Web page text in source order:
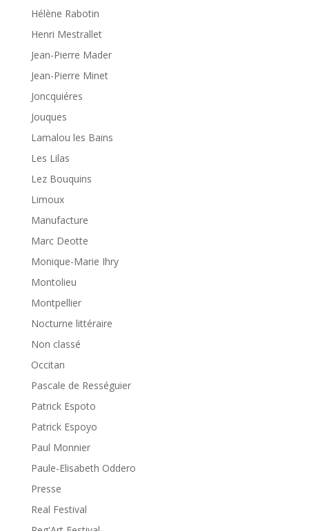
Hélène Rabotin
Henri Mestrallet
Jean-Pierre Mader
Jean-Pierre Minet
Joncquiéres
Jouques
Lamalou les Bains
Les Lilas
Lez Bouquins
Limoux
Manufacture
Marc Deotte
Monique-Marie Ihry
Montolieu
Montpellier
Nocturne littéraire
Non classé
Occitan
Pascale de Rességuier
Patrick Espoto
Patrick Espoyo
Paul Monnier
Paule-Elisabeth Oddero
Presse
Real Festival